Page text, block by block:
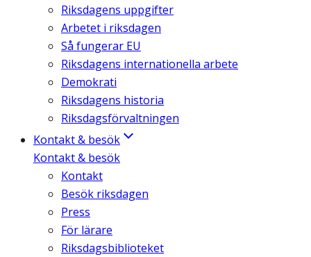
Riksdagens uppgifter
Arbetet i riksdagen
Så fungerar EU
Riksdagens internationella arbete
Demokrati
Riksdagens historia
Riksdagsförvaltningen
Kontakt & besök
Kontakt & besök
Kontakt
Besök riksdagen
Press
För lärare
Riksdagsbiblioteket